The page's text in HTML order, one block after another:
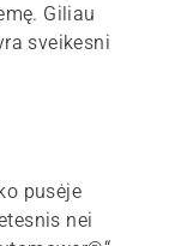
Giliau
sveikesni
pusėje
nei